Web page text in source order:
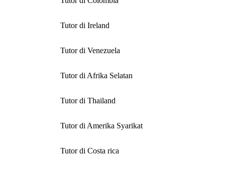
Tutor di Ireland
Tutor di Venezuela
Tutor di Afrika Selatan
Tutor di Thailand
Tutor di Amerika Syarikat
Tutor di Costa rica